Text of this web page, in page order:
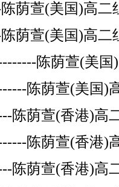
荫萱(美国)高二
荫萱(美国)高二
陈荫萱(美
陈荫萱(美国)
陈荫萱(香港)高
陈荫萱(香港)
陈荫萱(香港)高